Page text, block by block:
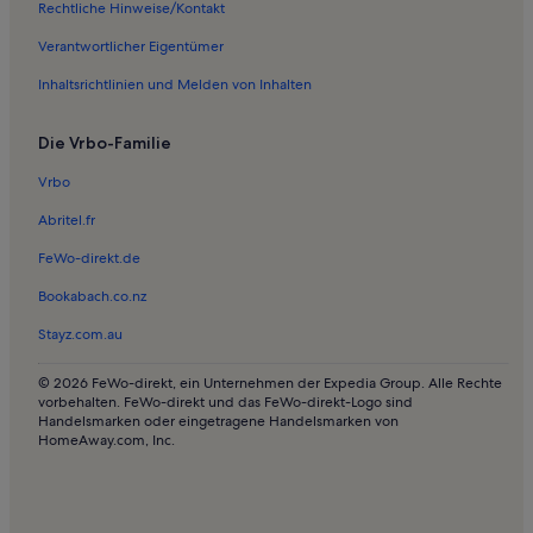
Ferienwohnungen in Hans Christian Andersen Märchenhaus
Lodges in Vm Bjerget
Bed and Breakfasts in Tivoli
Pensionen in Royal Arena
Häuser in Kopenhagen
Ferienwohnungen und Apartments in Kopenhagen
Longstay in Kopenhagen (und Umgebung)
Lodges in Skodsborg Strand - Struckmannparken
Häuser in Skodsborg Strand - Struckmannparken
Ferienwohnungen und Apartments in Hundige Strand - Ishøj Strand
Ferienwohnungen und Apartments in Hellerup
Rechtliche Hinweise/Kontakt
Verantwortlicher Eigentümer
Inhaltsrichtlinien und Melden von Inhalten
Die Vrbo-Familie
Vrbo
Abritel.fr
FeWo-direkt.de
Bookabach.co.nz
Stayz.com.au
© 2026 FeWo-direkt, ein Unternehmen der Expedia Group. Alle Rechte
vorbehalten. FeWo-direkt und das FeWo-direkt-Logo sind
Handelsmarken oder eingetragene Handelsmarken von
HomeAway.com, Inc.